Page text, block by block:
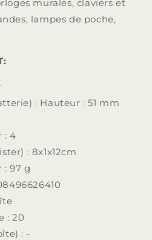
murales, claviers et
lampes de poche,
: Hauteur : 51 mm
: 4
: 8x1x12cm
: 97 g
: 20
: -